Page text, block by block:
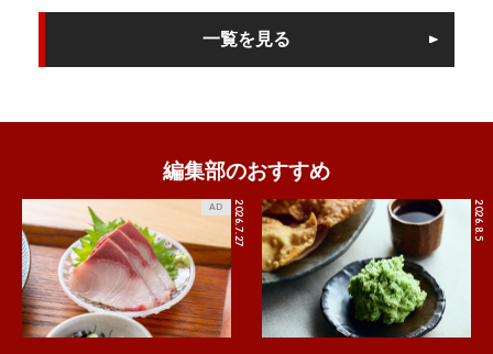
一覧を見る
編集部のおすすめ
2026.7.27
AD 2026.8.5